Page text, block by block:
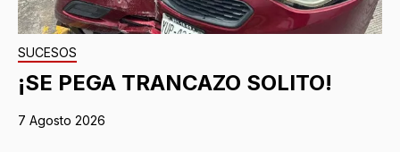
SUCESOS
¡SE PEGA TRANCAZO SOLITO!
7 Agosto 2026